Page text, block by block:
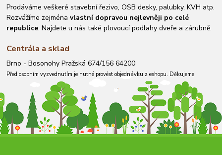
Prodáváme veškeré stavební řezivo, OSB desky, palubky, KVH atp.
Rozvážíme zejménavlastní dopravou nejlevněji po celé
republice. Najdete u nás také plovoucí podlahy dveře a zárubně.
Centrála a sklad
Brno - Bosonohy Pražská 674/156 64200
Před osobním vyzvednutím je nutné provést objednávku z eshopu. Děkujeme.